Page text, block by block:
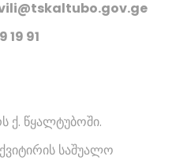
19 91
ქ. წყალტუბოში.
საშუალო